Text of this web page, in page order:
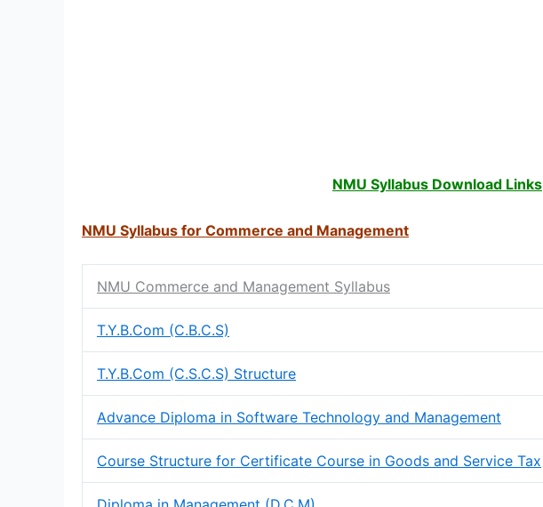
NMU Syllabus Download Links
NMU Syllabus for Commerce and Management
NMU Commerce and Management Syllabus
T.Y.B.Com (C.B.C.S)
T.Y.B.Com (C.S.C.S) Structure
Advance Diploma in Software Technology and Management
Course Structure for Certificate Course in Goods and Service Tax